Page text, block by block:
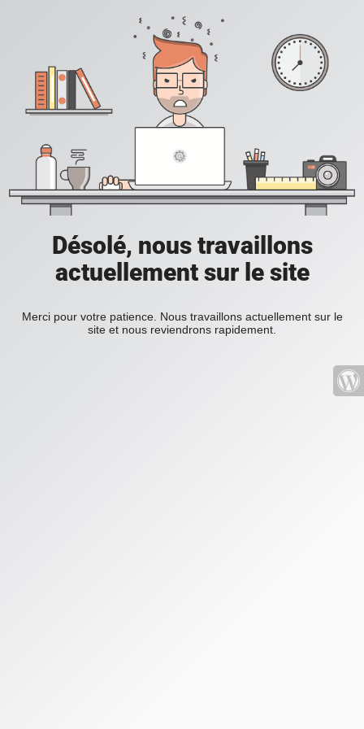
Désolé, nous travaillons
actuellement sur le site
Merci pour votre patience. Nous travaillons actuellement sur le
site et nous reviendrons rapidement.